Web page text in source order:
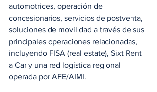
automotrices, operación de
concesionarios, servicios de postventa,
soluciones de movilidad a través de sus
principales operaciones relacionadas,
incluyendo FISA (real estate), Sixt Rent
a Car y una red logística regional
operada por AFE/AIMI.